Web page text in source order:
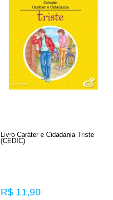
Livro Caráter e Cidadania Triste
(CEDIC)
R$ 11,90